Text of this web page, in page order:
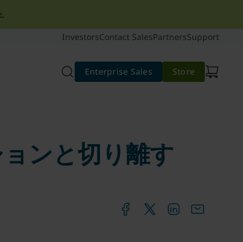
InvestorsContact SalesPartnersSupport
Enterprise Sales Store
ンと切り離す